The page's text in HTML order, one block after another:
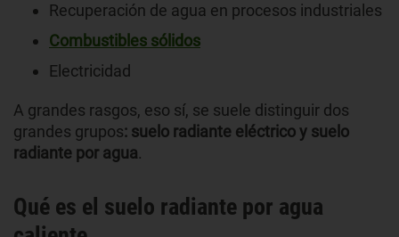
Recuperación de agua en procesos industriales
Combustibles sólidos
Electricidad
A grandes rasgos, eso sí, se suele distinguir dos
grandes grupos: suelo radiante eléctrico y suelo
radiante por agua.
Qué es el suelo radiante por agua